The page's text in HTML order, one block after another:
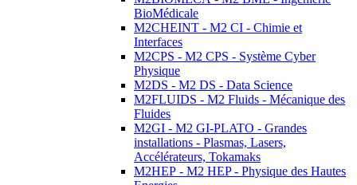
BioMédicale
M2CHEINT - M2 CI - Chimie et
Interfaces
M2CPS - M2 CPS - Système Cyber
Physique
M2DS - M2 DS - Data Science
M2FLUIDS - M2 Fluids - Mécanique des
Fluides
M2GI - M2 GI-PLATO - Grandes
installations - Plasmas, Lasers,
Accélérateurs, Tokamaks
M2HEP - M2 HEP - Physique des Hautes